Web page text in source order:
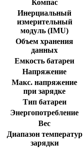
Компас
Инерциальный
измерительный
модуль (IMU)
Объем хранения
данных
Емкость батареи
Напряжение
Макс. напряжение
при зарядке
Тип батареи
Энергопотребление
Вес
Диапазон температур
зарядки